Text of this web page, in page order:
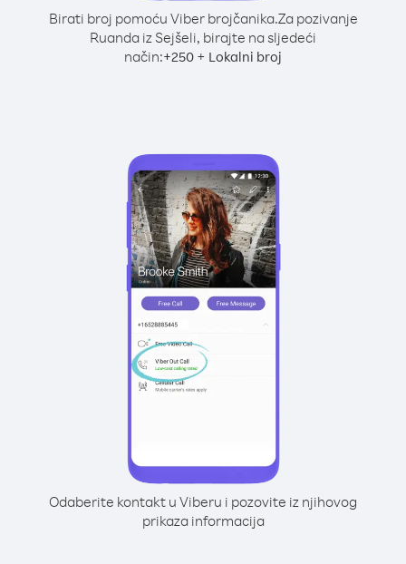
Birati broj pomoću Viber brojčanika.Za pozivanje
Ruanda iz Sejšeli, birajte na sljedeći
način:+250 + Lokalni broj
Odaberite kontakt u Viberu i pozovite iz njihovog
prikaza informacija